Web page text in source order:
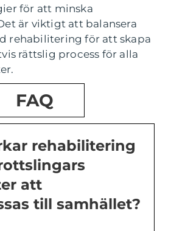
för att minska
är viktigt att balansera
rehabilitering för att skapa
rättslig process för alla
FAQ
rehabilitering
att
till samhället?